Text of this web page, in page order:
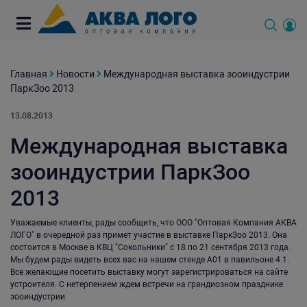
Главная Новости
Международная выставка зооиндустрии
ПаркЗоо 2013
13.08.2013
Международная выставка
зооиндустрии ПаркЗоо
2013
Уважаемые клиенты, рады сообщить, что ООО "Оптовая Компания АКВА
ЛОГО" в очередной раз примет участие в выставке ПаркЗоо 2013. Она
состоится в Москве в КВЦ "Сокольники" с 18 по 21 сентября 2013 года.
Мы будем рады видеть всех вас на нашем стенде А01 в павильоне 4.1.
Все желающие посетить выставку могут зарегистрироваться на сайте
устроителя. С нетерпением ждем встречи на грандиозном празднике
зооиндустрии.